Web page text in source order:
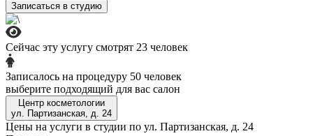
Записаться
Лазерная эпиляция
4800 р. все тело
Телеграм-бот
Записаться в студию
Сейчас эту услугу смотрят 23 человек
Записалось на процедуру 50 человек
выберите подходящий для вас салон
Центр косметологии
ул. Партизанская, д. 24
Цены на услуги в студии по ул. Партизанская, д. 24